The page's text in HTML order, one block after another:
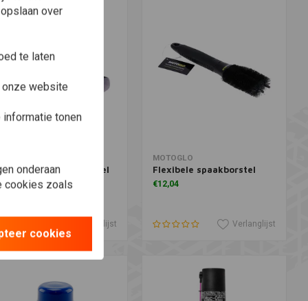
detailborstel
Verlanglijst
Toevoegen aan winkelwagen
MOTOGLO
Flexibele spaakborstel
€12,04
Verlanglijst
over
te laten
onze website
informatie tonen
onderaan
cookies zoals
cookies